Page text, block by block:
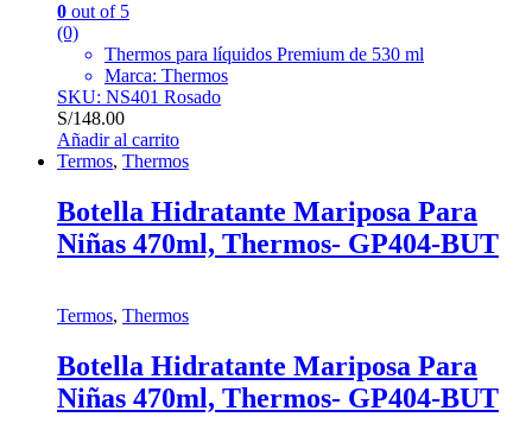
0 out of 5
(0)
Thermos para líquidos Premium de 530 ml
Marca: Thermos
SKU: NS401 Rosado
S/148.00
Añadir al carrito
Termos, Thermos
Botella Hidratante Mariposa Para
Niñas 470ml, Thermos- GP404-BUT
Termos, Thermos
Botella Hidratante Mariposa Para
Niñas 470ml, Thermos- GP404-BUT